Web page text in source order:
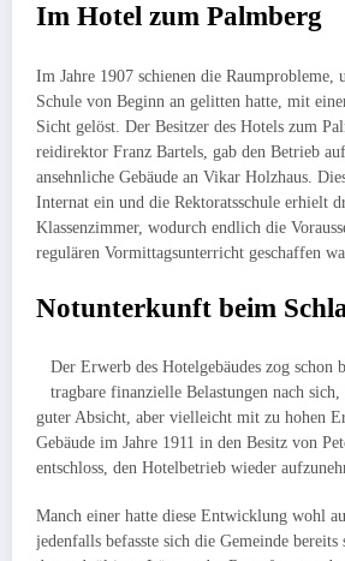
Im Hotel zum Palmberg
Im Jahre 1907 schienen die Raumprobleme,
Schule von Beginn an gelitten hatte, mit
Sicht gelöst. Der Be­sitzer des Hotels zum
reidirektor Franz Bartels, gab den Be­trieb
ansehnliche Gebäude an Vikar Holz­haus.
Internat ein und die Rektoratsschule erhielt
Klassenzimmer, wodurch endlich die
regulären Vormittagsunterricht geschaffen
Notunterkunft beim
Der Erwerb des Hotelgebäudes zog schon
tragbare finan­zielle Belastungen nach
guter Absicht, aber vielleicht mit zu hohen
Gebäude im Jahre 1911 in den Besitz von
entschloss, den Hotelbetrieb wieder
Manch einer hatte diese Entwicklung wohl
jeden­falls befasste sich die Gemeinde